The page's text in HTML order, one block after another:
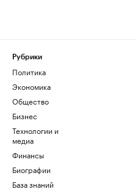
Рубрики
Политика
Экономика
Общество
Бизнес
Технологии и
медиа
Финансы
Биографии
База знаний